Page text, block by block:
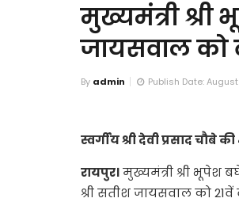
मुख्यमंत्री
जायसवाल को
By admin Publish Date:
स्वर्गीय श्री देवी प्रसाद चौबे
रायपुर।मुख्यमंत्री श्री भूपेश
श्री सतीश जायसवाल को